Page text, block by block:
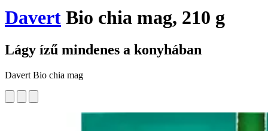
Davert Bio chia mag, 210 g
Lágy ízű mindenes a konyhában
Davert Bio chia mag